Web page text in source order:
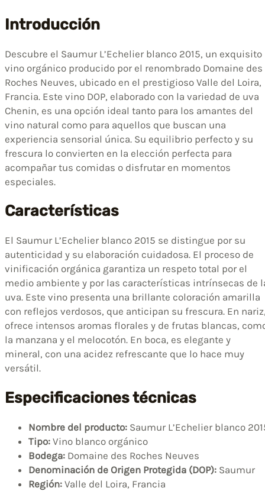
Introducción
Descubre el Saumur L’Echelier blanco 2015, un exquisito
vino orgánico producido por el renombrado Domaine des
Roches Neuves, ubicado en el prestigioso Valle del Loira,
Francia. Este vino DOP, elaborado con la variedad de uva
Chenin, es una opción ideal tanto para los amantes del
vino natural como para aquellos que buscan una
experiencia sensorial única. Su equilibrio perfecto y su
frescura lo convierten en la elección perfecta para
acompañar tus comidas o disfrutar en momentos
especiales.
Características
El Saumur L’Echelier blanco 2015 se distingue por su
autenticidad y su elaboración cuidadosa. El proceso de
vinificación orgánica garantiza un respeto total por el
medio ambiente y por las características intrínsecas de
uva. Este vino presenta una brillante coloración amarilla
con reflejos verdosos, que anticipan su frescura. En
ofrece intensos aromas florales y de frutas blancas,
la manzana y el melocotón. En boca, es elegante y
mineral, con una acidez refrescante que lo hace muy
versátil.
Especificaciones técnicas
Nombre del producto: Saumur L’Echelier blanco
Tipo: Vino blanco orgánico
Bodega: Domaine des Roches Neuves
Denominación de Origen Protegida (DOP): Saumur
Región: Valle del Loira, Francia